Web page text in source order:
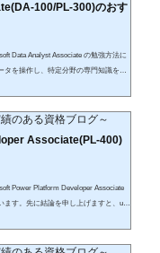
100/PL-300)のおす
Data Analyst Associate の勉強方法に
タを操作し、特定分野の専門知識を応
Z6719k楽天koboを利用したこと
のある資格ブログ～
Associate(PL-400)
Power Platform Developer Associate
す。先に結論を申し上げますと、ude
適用されるので、こちらで購入するこ